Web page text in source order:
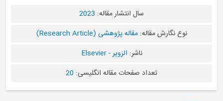
سال انتشار مقاله:2023
نوع نگارش مقاله:مقاله پژوهشی (Research Article)
ناشر:الزویر - Elsevier
تعداد صفحات مقاله انگلیسی:20